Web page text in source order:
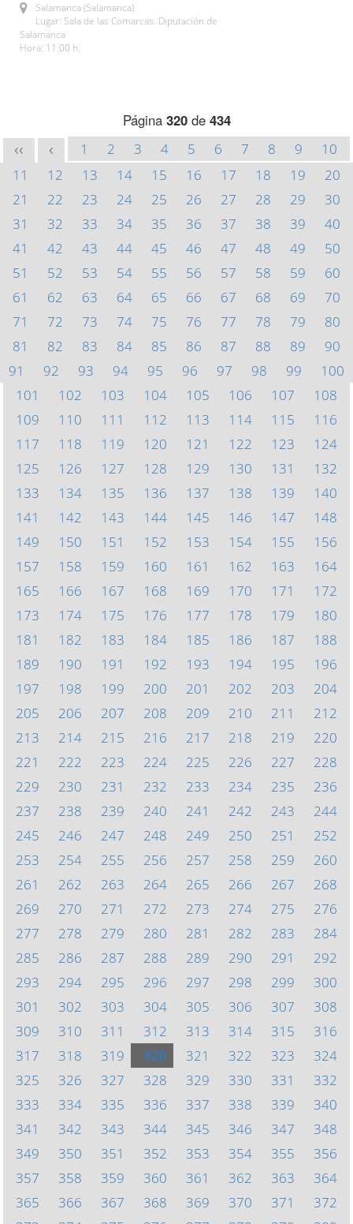
Salamanca (Salamanca)
Lugar: Sala de las Comarcas. Diputación de
Salamanca
Hora: 11:00 h.
Página 320de 434
<< < 1 2 3 4 5 6 7 8 9
10
11
12 13 14 15 16 17 18 19
20
21
22 23 24 25 26 27 28 29
30
31
32 33 34 35 36 37 38 39
40
41
42 43 44 45 46 47 48 49
50
51
52 53 54 55 56 57 58 59
60
61
62 63 64 65 66 67 68 69
70
71
72 73 74 75 76 77 78 79
80
81
82 83 84 85 86 87 88 89
90
91
92 93 94 95 96 97 98 99
100
101
102 103 104 105 106 107
108
109
110 111 112 113 114 115
116
117
118 119 120 121 122 123
124
125
126 127 128 129 130 131
132
133
134 135 136 137 138 139
140
141
142 143 144 145 146 147
148
149
150 151 152 153 154 155
156
157
158 159 160 161 162 163
164
165
166 167 168 169 170 171
172
173
174 175 176 177 178 179
180
181
182 183 184 185 186 187
188
189
190 191 192 193 194 195
196
197
198 199 200 201 202 203
204
205
206 207 208 209 210 211
212
213
214 215 216 217 218 219
220
221
222 223 224 225 226 227
228
229
230 231 232 233 234 235
236
237
238 239 240 241 242 243
244
245
246 247 248 249 250 251
252
253
254 255 256 257 258 259
260
261
262 263 264 265 266 267
268
269
270 271 272 273 274 275
276
277
278 279 280 281 282 283
284
285
286 287 288 289 290 291
292
293
294 295 296 297 298 299
300
301
302 303 304 305 306 307
308
309
310 311 312 313 314 315
316
317
318 319 320 321 322 323
324
325
326 327 328 329 330 331
332
333
334 335 336 337 338 339
340
341
342 343 344 345 346 347
348
349
350 351 352 353 354 355
356
357
358 359 360 361 362 363
364
365
366 367 368 369 370 371
372